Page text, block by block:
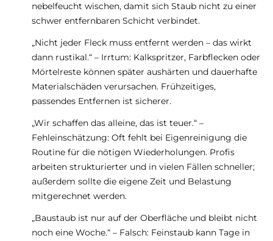
nebelfeucht wischen, damit sich Staub nicht zu einer
schwer entfernbaren Schicht verbindet.
„Nicht jeder Fleck muss entfernt werden – das wirkt
dann rustikal.“ – Irrtum: Kalkspritzer, Farbflecken oder
Mörtelreste können später aushärten und dauerhafte
Materialschäden verursachen. Frühzeitiges,
passendes Entfernen ist sicherer.
„Wir schaffen das alleine, das ist teuer.“ –
Fehleinschätzung: Oft fehlt bei Eigenreinigung die
Routine für die nötigen Wiederholungen. Profis
arbeiten strukturierter und in vielen Fällen schneller;
außerdem sollte die eigene Zeit und Belastung
mitgerechnet werden.
„Baustaub ist nur auf der Oberfläche und bleibt nicht
noch eine Woche.“ – Falsch: Feinstaub kann Tage in